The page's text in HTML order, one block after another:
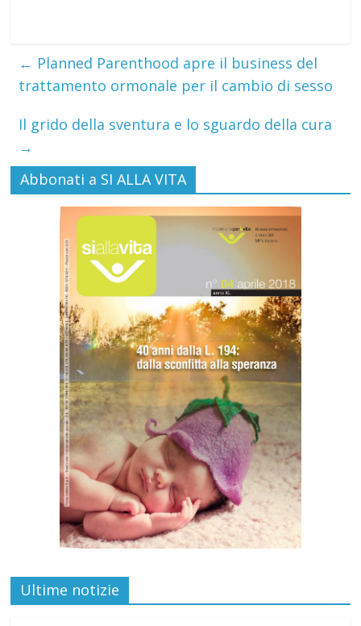
← Planned Parenthood apre il business del
trattamento ormonale per il cambio di sesso
Il grido della sventura e lo sguardo della cura
→
Abbonati a SI ALLA VITA
Ultime notizie